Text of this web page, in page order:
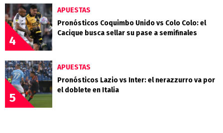
4
APUESTAS
Pronósticos Coquimbo Unido vs Colo Colo: el
Cacique busca sellar su pase a semifinales
5
APUESTAS
Pronósticos Lazio vs Inter: el nerazzurro va por
el doblete en Italia